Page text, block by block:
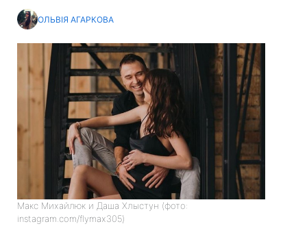
ОЛЬВІЯ АГАРКОВА
Макс Михайлюк и Даша Хлыстун (фото:
instagram.com/flymax305)